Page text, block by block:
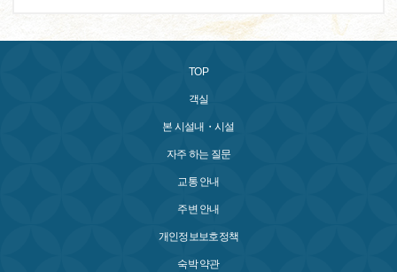
TOP
객실
본 시설내・시설
자주 하는 질문
교통 안내
주변 안내
개인정보보호정책
숙박 약관